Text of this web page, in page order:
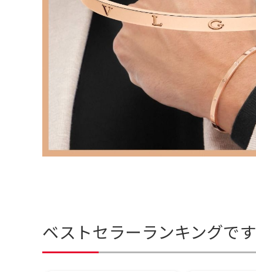
ベストセラーランキングです